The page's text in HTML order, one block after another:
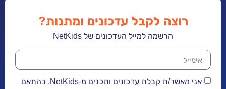
רוצה לקבל עדכונים ומתנות?
הרשמה למייל העדכונים של NetKids
אני מאשר/ת קבלת עדכונים ותכנים מ-NetKids, בהתאם